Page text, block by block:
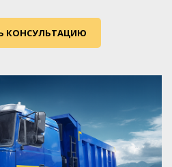
КОНСУЛЬТАЦИЮ